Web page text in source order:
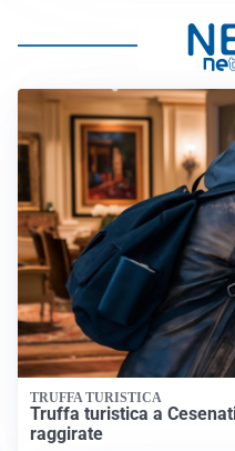
TRUFFA TURISTICA
Truffa turistica a
raggirate